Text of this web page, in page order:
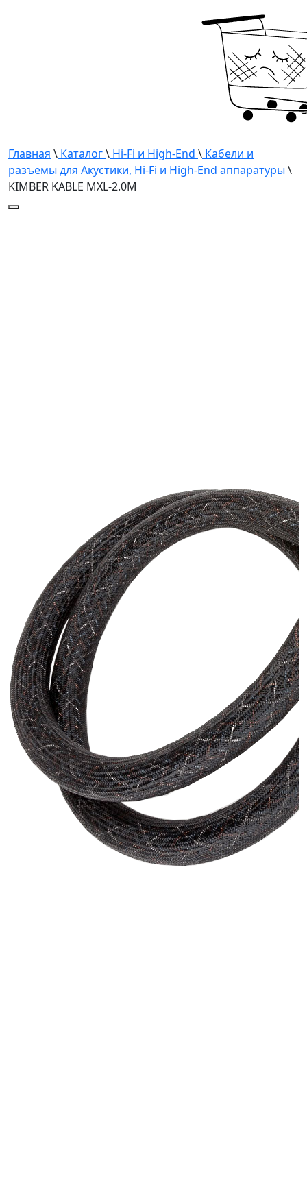
Главная \ Каталог\ Hi-Fi и High-End \ Кабели и
разъемы для Акустики, Hi-Fi и High-End аппаратуры \
KIMBER KABLE MXL-2.0M